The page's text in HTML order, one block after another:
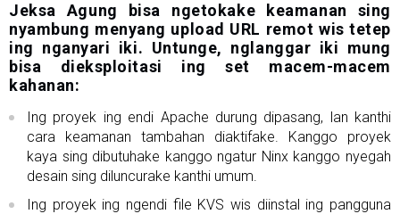
Jeksa Agung bisa ngetokake keamanan sing
nyambung menyang upload URL remot wis tetep
ing nganyari iki. Untunge, nglanggar iki mung
bisa dieksploitasi ing set macem-macem
kahanan:
Ing proyek ing endi Apache durung dipasang, lan kanthi
cara keamanan tambahan diaktifake. Kanggo proyek
kaya sing dibutuhake kanggo ngatur Ninx kanggo nyegah
desain sing diluncurake kanthi umum.
Ing proyek ing ngendi file KVS wis diinstal ing pangguna